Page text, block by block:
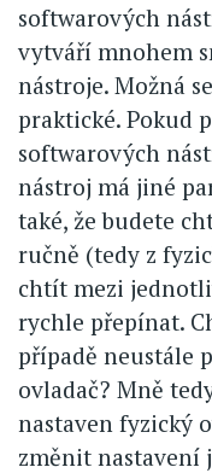
softwarových
vytváří mnohem
nástroje. Možná
praktické. Pokud
softwarových
nástroj má jiné
také, že budete
ručně (tedy z
chtít mezi
rychle přepínat.
případě neustále
ovladač? Mně
nastaven fyzický
změnit nastavení